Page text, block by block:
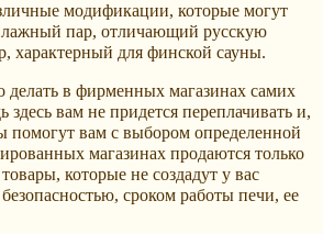
модификации, которые могут
пар, отличающий русскую
характерный для финской сауны.
делать в фирменных магазинах самих
здесь вам не придется переплачивать и,
помогут вам с выбором определенной
магазинах продаются только
которые не создадут у вас
сроком работы печи, ее